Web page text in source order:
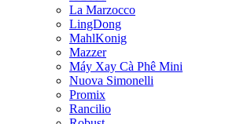
La Marzocco
LingDong
MahlKonig
Mazzer
Máy Xay Cà Phê Mini
Nuova Simonelli
Promix
Rancilio